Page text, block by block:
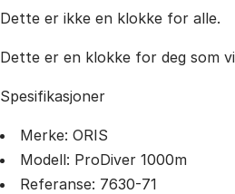
Dette er ikke en klokke for alle.
Dette er en klokke for deg som
Spesifikasjoner
Merke: ORIS
Modell: ProDiver 1000m
Referanse: 7630-71